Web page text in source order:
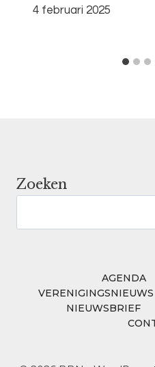
4 februari 2025
Zoeken
AGENDA
VERENIGINGSNIEUWS
NIEUWSBRIEF